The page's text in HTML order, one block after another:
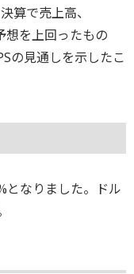
算で売上高、
想を上回ったもの
の見通しを示したこ
となりました。ドル